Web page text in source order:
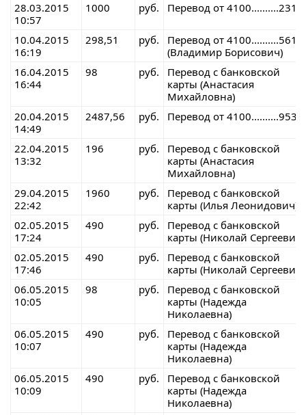
28.03.2015
10:57
1000 руб. Перевод от 4100..........2315
10.04.2015
16:19
298,51 руб.
Перевод от 4100..........5613
(Владимир Борисович)
16.04.2015
16:44
98 руб.
Перевод с банковской
карты (Анастасия
Михайловна)
20.04.2015
14:49
2487,56 руб. Перевод от 4100..........9538
22.04.2015
13:32
196 руб.
Перевод с банковской
карты (Анастасия
Михайловна)
29.04.2015
22:42
1960 руб.
Перевод с банковской
карты (Илья Леонидович)
02.05.2015
17:24
490 руб.
Перевод с банковской
карты (Николай Сергеевич)
02.05.2015
17:46
490 руб.
Перевод с банковской
карты (Николай Сергеевич)
06.05.2015
10:05
98 руб.
Перевод с банковской
карты (Надежда
Николаевна)
06.05.2015
10:07
490 руб.
Перевод с банковской
карты (Надежда
Николаевна)
06.05.2015
10:09
490 руб.
Перевод с банковской
карты (Надежда
Николаевна)